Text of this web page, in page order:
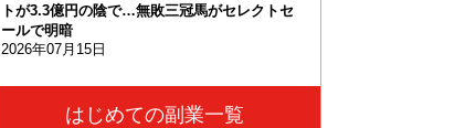
トが3.3億円の陰で…無敗三冠馬がセレクトセ
ールで明暗
2026年07月15日
はじめての副業一覧